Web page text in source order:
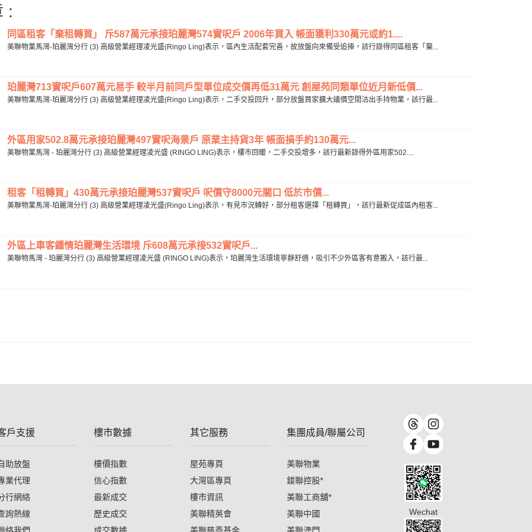
:
同區租客「棄租轉買」 斥587萬元承接珀麗灣574實呎戶 2006年買入 帳面獲利330萬元或約1....
美聯物業馬灣-珀麗灣分行 (3) 高級營業經理凌光盛(Ringo Ling)表示，區內生活配套完善，故放盤向來備受追捧，該行錄得同區租客「棄...
珀麗灣713實呎戶607萬元易手 較半月前同戶型單位成交價再低31萬元 創屋苑同類單位近月新低價...
美聯物業馬灣-珀麗灣分行 (3) 高級營業經理凌光盛(Ringo Ling)表示，二手交投回升，部分放盤買家擴大議價空間沽出手持物業，該行最...
外區用家502.8萬元承接珀麗灣497實呎海景戶 原業主持貨3年 帳面損手約130萬元...
美聯物業馬灣 - 珀麗灣分行 (3) 高級營業經理凌光盛 (RINGO LING)表示，樓市回暖，二手交投增多，該行最新錄得外區用家502....
租客「租轉買」430萬元承接珀麗灣537實呎戶 呎價守8000元關口 低於市價...
美聯物業馬灣-珀麗灣分行 (3) 高級營業經理凌光盛(Ringo Ling)表示，有見市況轉好，部分租客選擇「租轉買」，該行最新促成區內租客...
外區上車客鍾情珀麗灣生活環境 斥608萬元承接532實呎戶...
美聯物馬灣 - 珀麗灣分行 (3) 高級營業經理凌光盛 (RINGO LING)表示，珀麗灣生活環境寧靜舒適，吸引不少外區客有意搬入，該行最...
戶支援
助放盤
業代理
行網絡
詢熱線
樓市數據
樓價指數
信心指數
最新成交
歷史成交
其它服務
屋苑專頁
大灣區專頁
樓市資訊
美聯精英會
集團成員/聯屬公司
美聯物業
鋑聯控股*
美聯工商舖*
美聯中國
Wechat